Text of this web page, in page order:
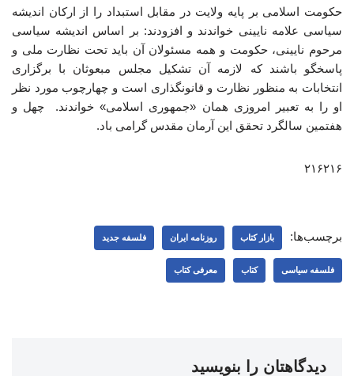
حکومت اسلامی بر پایه ولایت در مقابل استبداد را از ارکان اندیشه
سیاسی علامه نایینی خواندند و افزودند: بر اساس اندیشه سیاسی
مرحوم نایینی، حکومت و همه مسئولان آن باید تحت نظارت ملی و
پاسخگو باشند که لازمه آن تشکیل مجلس مبعوثان با برگزاری
انتخابات به منظور نظارت و قانونگذاری است و چهارچوب مورد نظر
او را به تعبیر امروزی همان «جمهوری اسلامی» خواندند. چهل و
هفتمین سالگرد تحقق این آرمان مقدس گرامی باد.
۲۱۶۲۱۶
برچسب‌ها: بازار کتاب روزنامه ایران فلسفه جدید
فلسفه سیاسی کتاب معرفی کتاب
دیدگاهتان را بنویسید